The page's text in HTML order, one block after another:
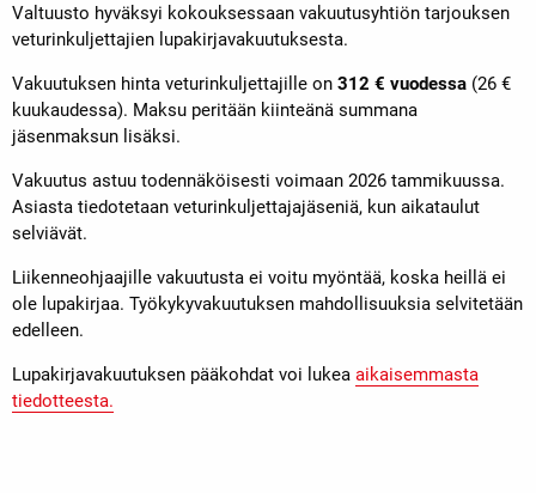
Valtuusto hyväksyi kokouksessaan vakuutusyhtiön tarjouksen
veturinkuljettajien lupakirjavakuutuksesta.
Vakuutuksen hinta veturinkuljettajille on 312 € vuodessa (26 €
kuukaudessa). Maksu peritään kiinteänä summana
jäsenmaksun lisäksi.
Vakuutus astuu todennäköisesti voimaan 2026 tammikuussa.
Asiasta tiedotetaan veturinkuljettajajäseniä, kun aikataulut
selviävät.
Liikenneohjaajille vakuutusta ei voitu myöntää, koska heillä ei
ole lupakirjaa. Työkykyvakuutuksen mahdollisuuksia selvitetään
edelleen.
Lupakirjavakuutuksen pääkohdat voi lukea aikaisemmasta
tiedotteesta.